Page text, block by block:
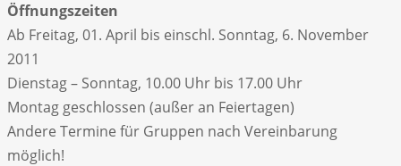
Öffnungszeiten
Ab Freitag, 01. April bis einschl. Sonntag, 6. November
2011
Dienstag – Sonntag, 10.00 Uhr bis 17.00 Uhr
Montag geschlossen (außer an Feiertagen)
Andere Termine für Gruppen nach Vereinbarung
möglich!